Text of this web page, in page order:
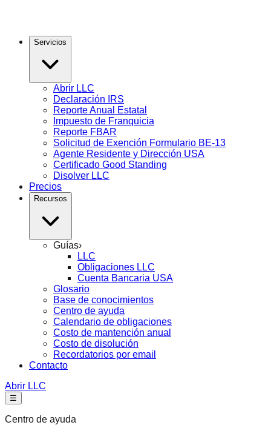
Servicios
Abrir LLC
Declaración IRS
Reporte Anual Estatal
Impuesto de Franquicia
Reporte FBAR
Solicitud de Exención Formulario BE-13
Agente Residente y Dirección USA
Certificado Good Standing
Disolver LLC
Precios
Recursos
Guías›
LLC
Obligaciones LLC
Cuenta Bancaria USA
Glosario
Base de conocimientos
Centro de ayuda
Calendario de obligaciones
Costo de mantención anual
Costo de disolución
Recordatorios por email
Contacto
Abrir LLC
☰
Centro de ayuda